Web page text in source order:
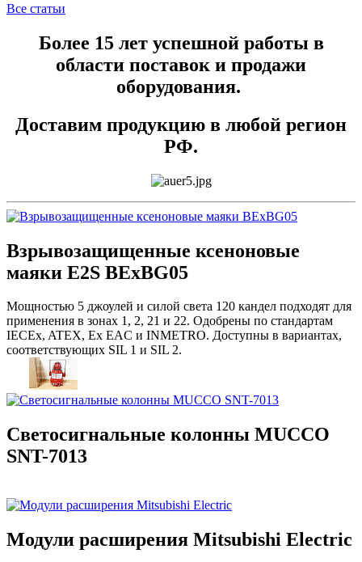
Все статьи
Более 15 лет успешной работы в
области поставок и продажи
оборудования.
Доставим продукцию в любой регион
РФ.
Взрывозащищенные ксеноновые
маяки E2S BExBG05
Мощностью 5 джоулей и силой света 120 кандел подходят для
применения в зонах 1, 2, 21 и 22. Одобрены по стандартам
IECEx, ATEX, Ex EAC и INMETRO. Доступны в вариантах,
соответствующих SIL 1 и SIL 2.
Светосигнальные колонны MUCCO
SNT-7013
Модули расширения Mitsubishi Electric